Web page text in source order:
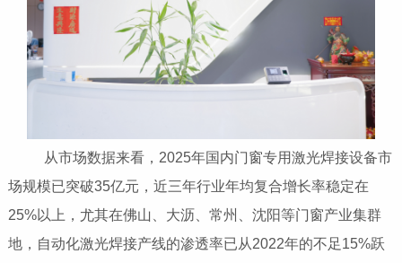
从市场数据来看，2025年国内门窗专用激光焊接设备市
场规模已突破35亿元，近三年行业年均复合增长率稳定在
25%以上，尤其在佛山、大沥、常州、沈阳等门窗产业集群
地，自动化激光焊接产线的渗透率已从2022年的不足15%跃